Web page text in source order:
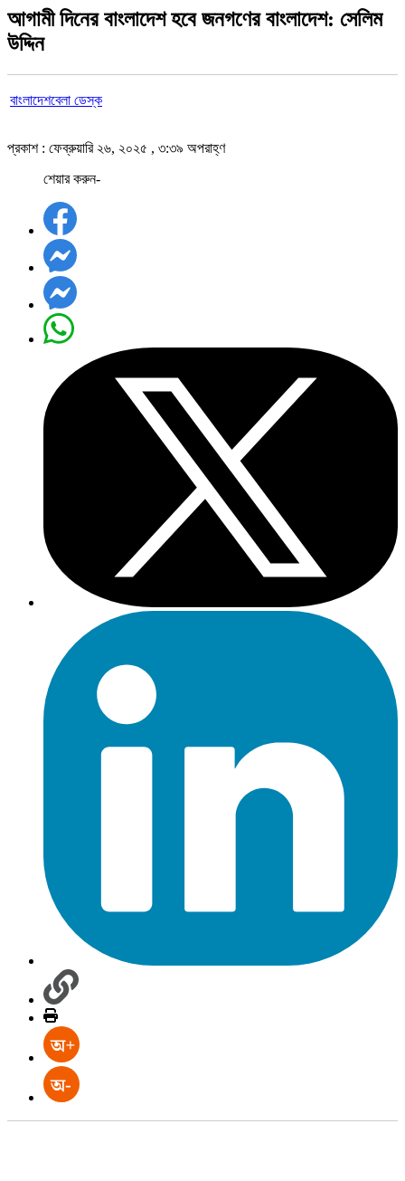
আগামী দিনের বাংলাদেশ হবে জনগণের বাংলাদেশ: সেলিম
উদ্দিন
বাংলাদেশবেলা ডেস্ক
প্রকাশ : ফেব্রুয়ারি ২৬, ২০২৫ , ৩:৩৯ অপরাহ্ণ
শেয়ার করুন-